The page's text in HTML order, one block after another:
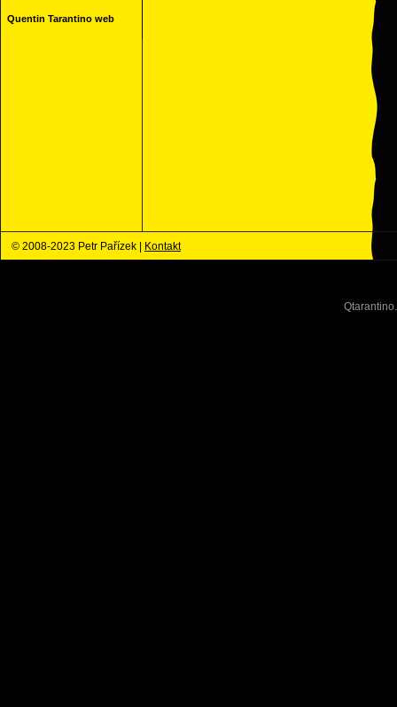
Quentin Tarantino web
© 2008-2023 Petr Pařízek | Kontakt